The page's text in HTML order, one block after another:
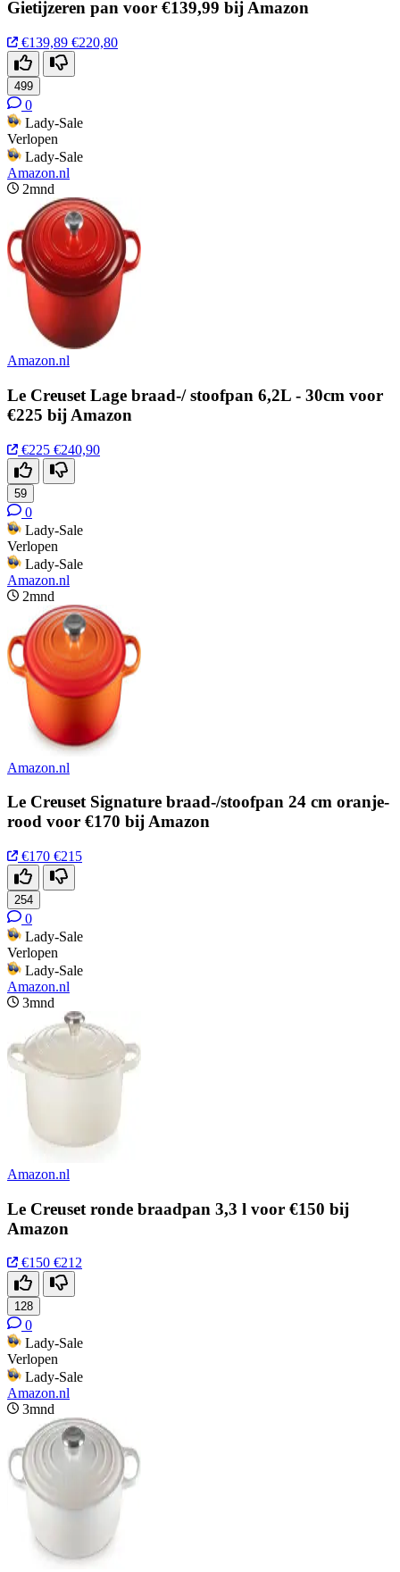
Gietijzeren pan voor €139,99 bij Amazon
€139,89 €220,80
499
0
Lady-Sale
Verlopen
Lady-Sale
Amazon.nl
2mnd
Amazon.nl
Le Creuset Lage braad-/ stoofpan 6,2L - 30cm voor
€225 bij Amazon
€225 €240,90
59
0
Lady-Sale
Verlopen
Lady-Sale
Amazon.nl
2mnd
Amazon.nl
Le Creuset Signature braad-/stoofpan 24 cm oranje-
rood voor €170 bij Amazon
€170 €215
254
0
Lady-Sale
Verlopen
Lady-Sale
Amazon.nl
3mnd
Amazon.nl
Le Creuset ronde braadpan 3,3 l voor €150 bij
Amazon
€150 €212
128
0
Lady-Sale
Verlopen
Lady-Sale
Amazon.nl
3mnd